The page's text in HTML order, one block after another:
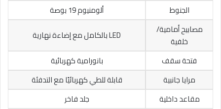
الجنوط
ألومنيوم 19 بوصة
مصابيح أمامية/
خلفية
LED بالكامل مع إضاءة نهارية
فتحة سقف
بانورامية كهربائية
مرايا جانبية
قابلة للطي كهربائيًا مع التدفئة
مقاعد داخلية
جلد فاخر